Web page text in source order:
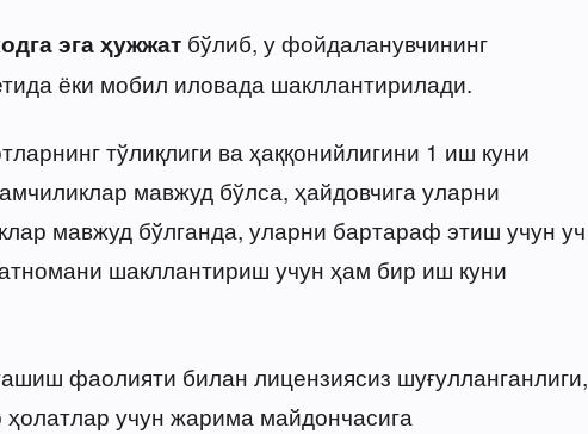
эга ҳужжатбўлиб, у фойдаланувчининг
ёки мобил иловада шакллантирилади.
тўлиқлиги ва ҳаққонийлигини 1 иш куни
мавжуд бўлса, ҳайдовчига уларни
мавжуд бўлганда, уларни бартараф этиш учун уч
шакллантириш учун ҳам бир иш куни
фаолияти билан лицензиясиз шуғулланганлиги,
учун жарима майдончасига